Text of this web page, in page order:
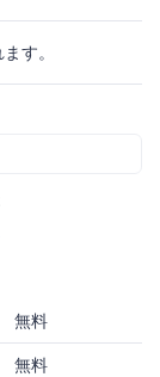
す。
無料
無料